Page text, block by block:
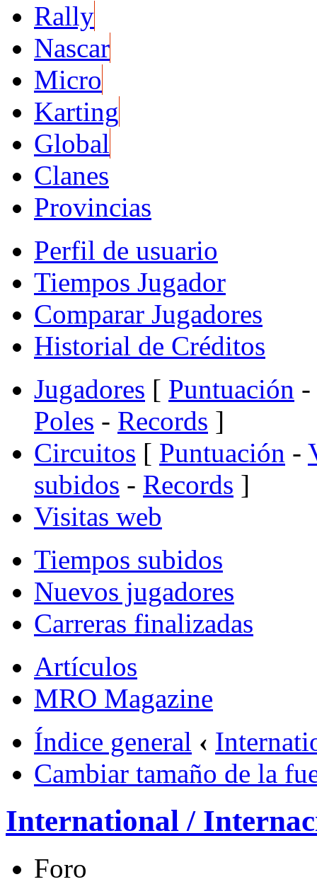
Rally
Nascar
Micro
Karting
Global
Clanes
Provincias
Perfil de usuario
Tiempos Jugador
Comparar Jugadores
Historial de Créditos
Jugadores [ Puntuación -
Poles - Records ]
Circuitos [ Puntuación -
subidos - Records ]
Visitas web
Tiempos subidos
Nuevos jugadores
Carreras finalizadas
Artículos
MRO Magazine
Índice general ‹
Cambiar tamaño de la
International /
Foro